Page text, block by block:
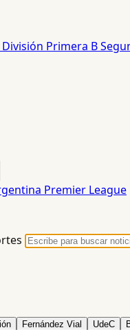
Primera B
Premier League
Fernández Vial UdeC